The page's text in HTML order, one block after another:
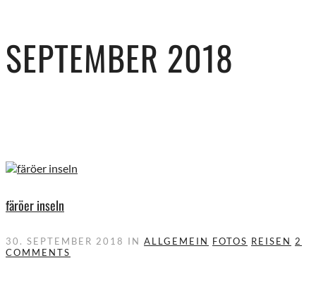
SEPTEMBER 2018
färöer inseln
30. SEPTEMBER 2018 IN ALLGEMEIN FOTOS REISEN 2
COMMENTS